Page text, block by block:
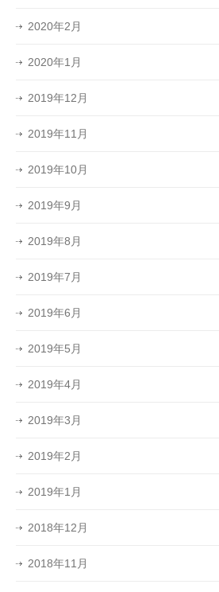
2020年2月
2020年1月
2019年12月
2019年11月
2019年10月
2019年9月
2019年8月
2019年7月
2019年6月
2019年5月
2019年4月
2019年3月
2019年2月
2019年1月
2018年12月
2018年11月